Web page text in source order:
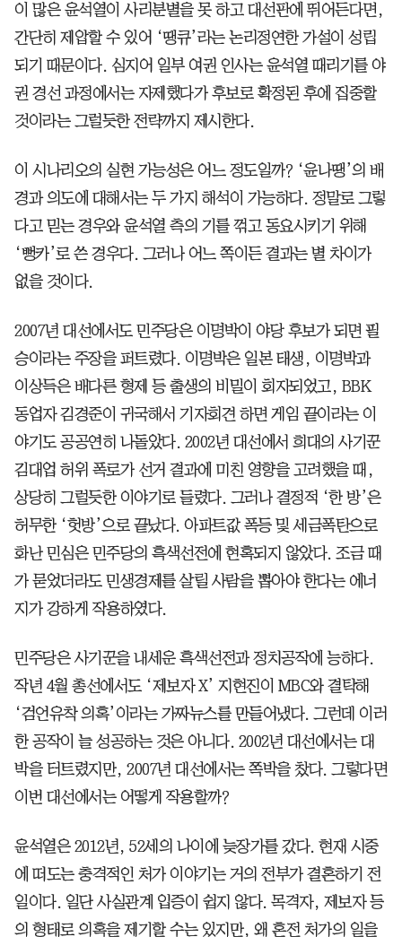
이 많은 윤석열이 사리분별을 못 하고 대선판에 뛰어든다면,
간단히 제압할 수 있어 ‘땡큐’라는 논리정연한 가설이 성립
되기 때문이다. 심지어 일부 여권 인사는 윤석열 때리기를 야
권 경선 과정에서는 자제했다가 후보로 확정된 후에 집중할
것이라는 그럴듯한 전략까지 제시한다.
이 시나리오의 실현 가능성은 어느 정도일까? ‘윤나땡’의 배
경과 의도에 대해서는 두 가지 해석이 가능하다. 정말로 그렇
다고 믿는 경우와 윤석열 측의 기를 꺾고 동요시키기 위해
‘뻥카’로 쓴 경우다. 그러나 어느 쪽이든 결과는 별 차이가
없을 것이다.
2007년 대선에서도 민주당은 이명박이 야당 후보가 되면 필
승이라는 주장을 퍼트렸다. 이명박은 일본 태생, 이명박과
이상득은 배다른 형제 등 출생의 비밀이 회자되었고, BBK
동업자 김경준이 귀국해서 기자회견 하면 게임 끝이라는 이
야기도 공공연히 나돌았다. 2002년 대선에서 희대의 사기꾼
김대업 허위 폭로가 선거 결과에 미친 영향을 고려했을 때,
상당히 그럴듯한 이야기로 들렸다. 그러나 결정적 ‘한 방’은
허무한 ‘헛방’으로 끝났다. 아파트값 폭등 및 세금폭탄으로
화난 민심은 민주당의 흑색선전에 현혹되지 않았다. 조금 때
가 묻었더라도 민생경제를 살릴 사람을 뽑아야 한다는 에너
지가 강하게 작용하였다.
민주당은 사기꾼을 내세운 흑색선전과 정치공작에 능하다.
작년 4월 총선에서도 ‘제보자 X’ 지현진이 MBC와 결탁해
‘검언유착 의혹’이라는 가짜뉴스를 만들어냈다. 그런데 이러
한 공작이 늘 성공하는 것은 아니다. 2002년 대선에서는 대
박을 터트렸지만, 2007년 대선에서는 쪽박을 찼다. 그렇다면
이번 대선에서는 어떻게 작용할까?
윤석열은 2012년, 52세의 나이에 늦장가를 갔다. 현재 시중
에 떠도는 충격적인 처가 이야기는 거의 전부가 결혼하기 전
일이다. 일단 사실관계 입증이 쉽지 않다. 목격자, 제보자 등
의 형태로 의혹을 제기할 수는 있지만, 왜 혼전 처가의 일을